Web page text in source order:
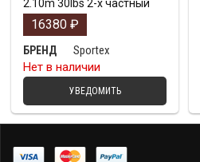
2.10m 30lbs 2-х частный
16380 ₽
БРЕНД
Sportex
Нет в наличии
УВЕДОМИТЬ